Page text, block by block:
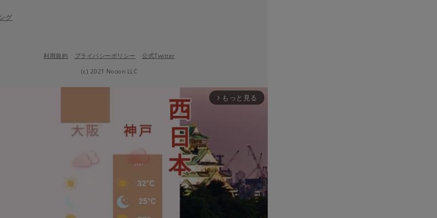
グ
利用規約 プライバシーポリシー
公式Twitter
(c) 2021 Nooon LLC
arrow_forward_ios もっと見る